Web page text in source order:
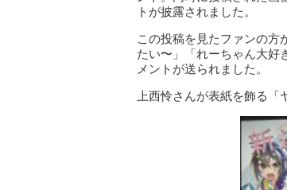
トが披露されました。
この投稿を見たファンの方
たい〜」「れーちゃん大好
メントが送られました。
上西怜さんが表紙を飾る「